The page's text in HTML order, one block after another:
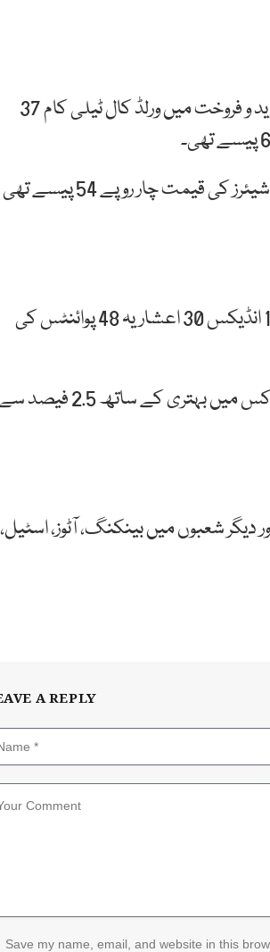
ہم نیوز کے مطابق پاکستان اسٹاک ایکسچینج میں بدھ کے دن شیئرز کی خرید و فروخت میں ورلڈ کال ٹیلی کام 37
پاکستان اسٹاک ایکسچینج میں کے الیکٹرک دوسرے نمبر پر رہی جس کے شیئرز کی قیمت چار روپے 54 پیسے تھی
اسٹاک مارکیٹ میں مسلسل چوتھے روز بھی مندی رہی اور کے ایس ای-100 انڈیکس 30 اعشاریہ 48 پوائنٹس کی
سیمنٹ کے شعبے کا کاروبار رجحان کے برعکس رہا جو 19 میں سے 17 اسٹاکس میں بہتری کے ساتھ
دیگر شعبوں میں بینکنگ، آٹوز، اسٹیل،
A REPLY
Save my name, email, and website in this